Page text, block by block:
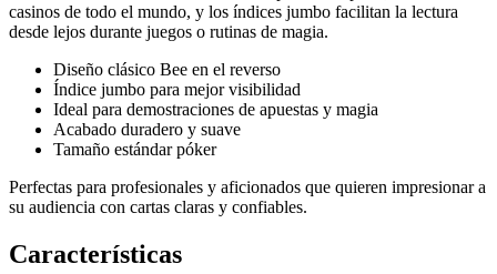
casinos de todo el mundo, y los índices jumbo facilitan la lectura
desde lejos durante juegos o rutinas de magia.
Diseño clásico Bee en el reverso
Índice jumbo para mejor visibilidad
Ideal para demostraciones de apuestas y magia
Acabado duradero y suave
Tamaño estándar póker
Perfectas para profesionales y aficionados que quieren impresionar a
su audiencia con cartas claras y confiables.
Características